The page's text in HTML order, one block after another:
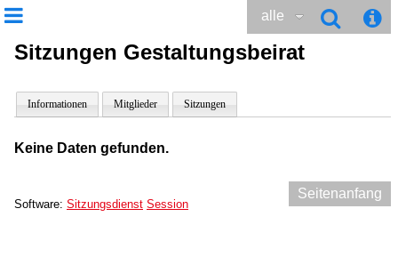
alle
Sitzungen Gestaltungsbeirat
Informationen Mitglieder Sitzungen
Keine Daten gefunden.
Seitenanfang
Software: Sitzungsdienst Session